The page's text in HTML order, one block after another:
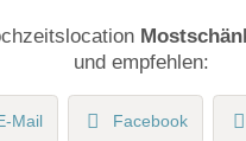
und empfehlen:
Mail Facebook